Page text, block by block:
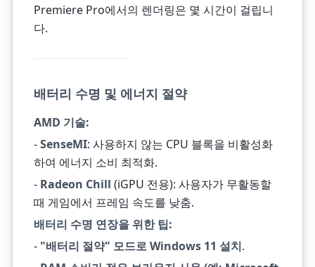
Premiere Pro에서의 렌더링은 몇 시간이 걸립니
다.
배터리 수명 및 에너지 절약
AMD 기술:
-SenseMI: 사용하지 않는 CPU 블록을 비활성화
하여 에너지 소비 최적화.
- Radeon Chill (iGPU 전용): 사용자가 무활동할
때 게임에서 프레임 속도를 낮춤.
배터리 수명 연장을 위한 팁:
- "배터리 절약" 모드로 Windows 11 설치.